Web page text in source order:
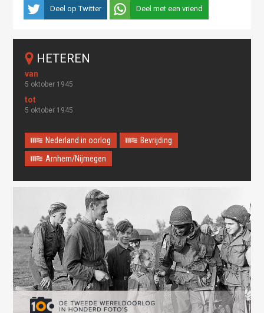
Deel op Twitter Deel met een vriend
HETEREN
5 oktober 1945
5 oktober 1945
Nederland in oorlog
Bevrijding
Arnhem/Nijmegen